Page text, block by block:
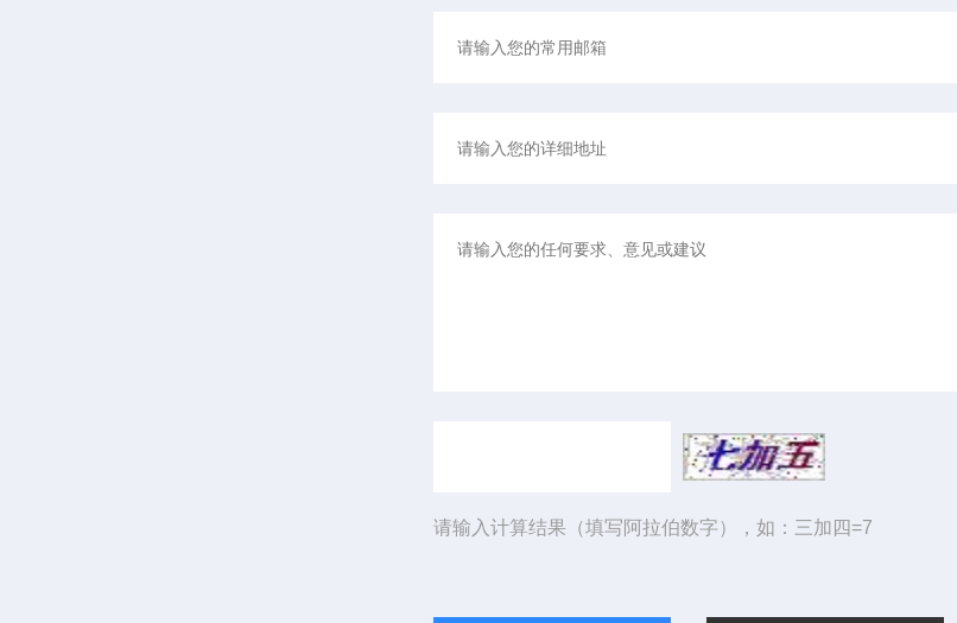
请输入计算结果（填写阿拉伯数字），如：三加四=7